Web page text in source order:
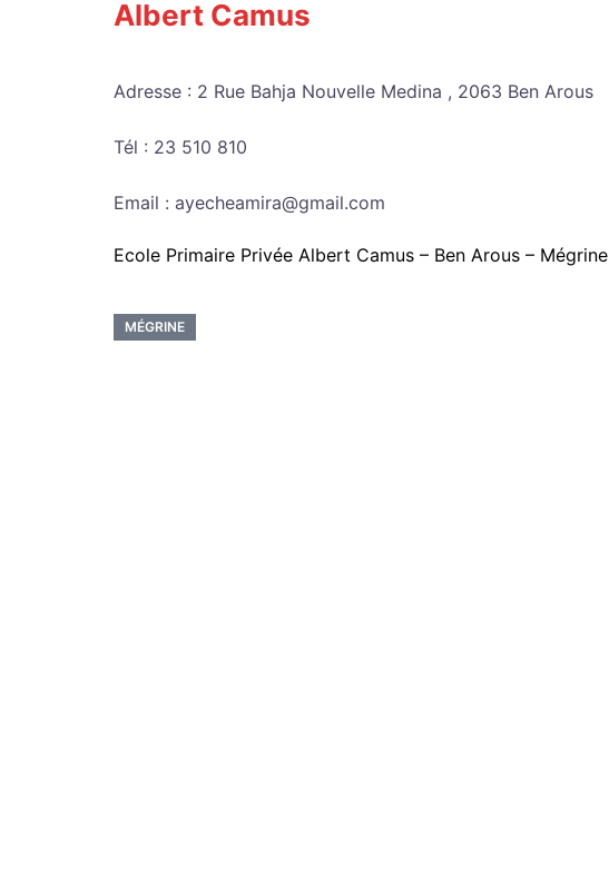
Albert Camus
Adresse : 2 Rue Bahja Nouvelle Medina , 2063 Ben Arous
Tél : 23 510 810
Email : ayecheamira@gmail.com
Ecole Primaire Privée Albert Camus – Ben Arous – Mégrine
MÉGRINE